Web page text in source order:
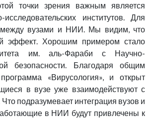
точки зрения важным является
институтов. Для
между вузами и НИИ. Мы видим, что
эффект. Хорошим примером стало
им. аль-Фараби с Научно-
безопасности. Благодаря общим
«Вирусология», и открыт
в вузе уже взаимодействуют с
подразумевает интеграция вузов и
в НИИ будут привлечены к